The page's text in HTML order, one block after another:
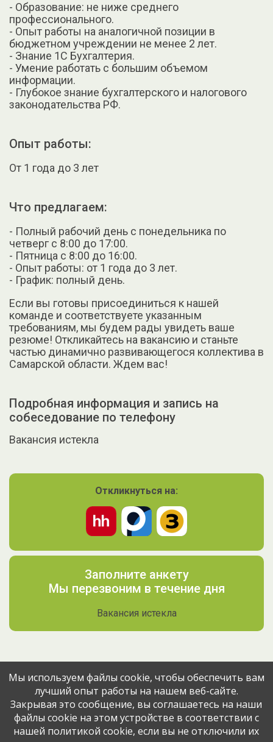
- Образование: не ниже среднего
профессионального.
- Опыт работы на аналогичной позиции в
бюджетном учреждении не менее 2 лет.
- Знание 1С Бухгалтерия.
- Умение работать с большим объемом
информации.
- Глубокое знание бухгалтерского и налогового
законодательства РФ.
Опыт работы:
От 1 года до 3 лет
Что предлагаем:
- Полный рабочий день с понедельника по
четверг с 8:00 до 17:00.
- Пятница с 8:00 до 16:00.
- Опыт работы: от 1 года до 3 лет.
- График: полный день.
Если вы готовы присоединиться к нашей
команде и соответствуете указанным
требованиям, мы будем рады увидеть ваше
резюме! Откликайтесь на вакансию и станьте
частью динамично развивающегося коллектива в
Самарской области. Ждем вас!
Подробная информация и запись на
собеседование по телефону
Вакансия истекла
Откликнуться на:
Заполните анкету
Мы перезвоним в течение дня
Вакансия истекла
Поделитесь вакансией с друзьями
Эта вакансия размещена11 месяцев назад через сервис
Мы используем файлы cookie, чтобы обеспечить вам
лучший опыт работы на нашем веб-сайте.
Закрывая это сообщение, вы соглашаетесь на наши
файлы cookie на этом устройстве в соответствии с
нашей политикой cookie, если вы не отключили их